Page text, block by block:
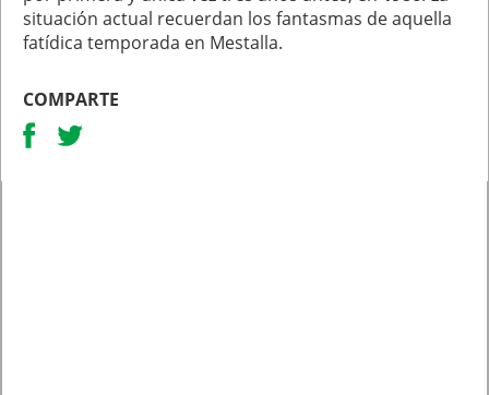
situación actual recuerdan los fantasmas de aquella
fatídica temporada en Mestalla.
COMPARTE